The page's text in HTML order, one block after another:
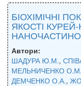
БІОХІМІЧНІ
ЯКОСТІ
Автори:
ШАДУРА Ю.М.,
МЕЛЬНИЧЕНКО О.М.
ДЕМЧЕНКО О.А.,